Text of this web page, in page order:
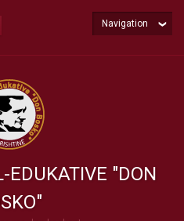
EDUKATIVE "DON
Navigation